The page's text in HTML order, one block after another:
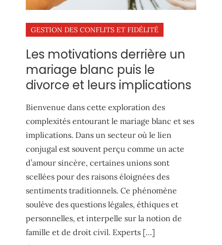
GESTION DES CONFLITS ET FIDÉLITÉ
Les motivations derrière un
mariage blanc puis le
divorce et leurs implications
Bienvenue dans cette exploration des
complexités entourant le mariage blanc et ses
implications. Dans un secteur où le lien
conjugal est souvent perçu comme un acte
d’amour sincère, certaines unions sont
scellées pour des raisons éloignées des
sentiments traditionnels. Ce phénomène
soulève des questions légales, éthiques et
personnelles, et interpelle sur la notion de
famille et de droit civil. Experts […]